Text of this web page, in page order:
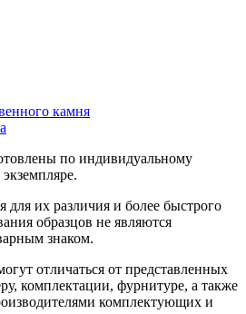
камня
по индивидуальному
их различия и более быстрого
образцов не являются
знаком.
отличаться от представленных
комплектации, фурнитуре, а также
комплектующих и